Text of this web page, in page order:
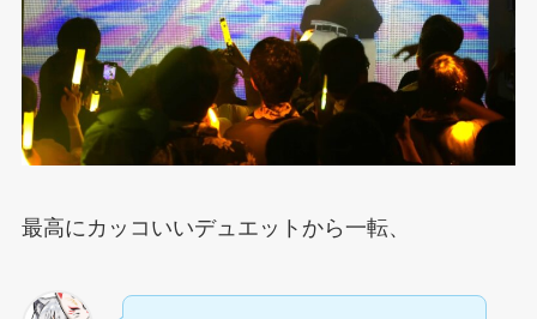
最高にカッコいいデュエットから一転、